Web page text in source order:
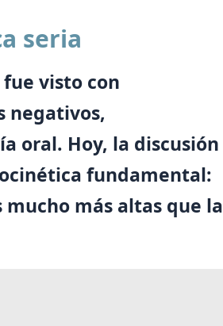
seria
visto con
negativos,
oral. Hoy, la discusión
fundamental:
más altas que la